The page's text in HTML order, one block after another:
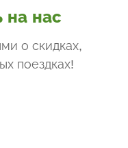
на нас
о скидках,
поездках!